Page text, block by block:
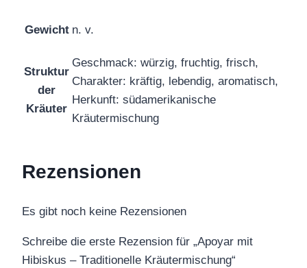
Gewicht n. v.
Struktur
der
Kräuter
Geschmack: würzig, fruchtig, frisch,
Charakter: kräftig, lebendig, aromatisch,
Herkunft: südamerikanische
Kräutermischung
Rezensionen
Es gibt noch keine Rezensionen
Schreibe die erste Rezension für „Apoyar mit
Hibiskus – Traditionelle Kräutermischung“